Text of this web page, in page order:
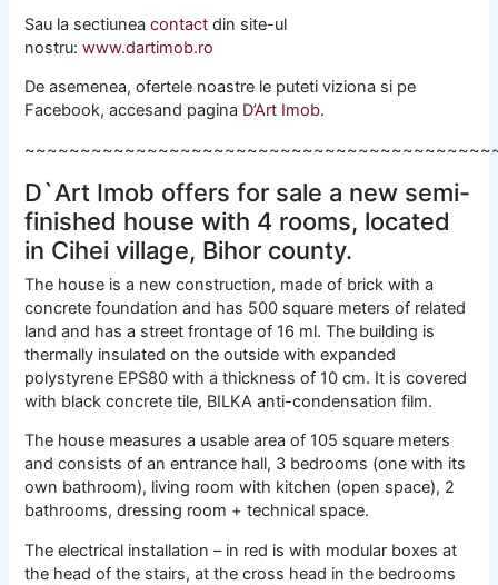
Sau la sectiuneacontact din site-ul
nostru:www.dartimob.ro
De asemenea, ofertele noastre le puteti viziona si pe
Facebook, accesand pagina D’Art Imob.
D`Art Imob offers for sale a new semi-
finished house with 4 rooms, located
in Cihei village, Bihor county.
The house is a new construction, made of brick with a
concrete foundation and has 500 square meters of related
land and has a street frontage of 16 ml. The building is
thermally insulated on the outside with expanded
polystyrene EPS80 with a thickness of 10 cm. It is covered
with black concrete tile, BILKA anti-condensation film.
The house measures a usable area of 105 square meters
and consists of an entrance hall, 3 bedrooms (one with its
own bathroom), living room with kitchen (open space), 2
bathrooms, dressing room + technical space.
The electrical installation – in red is with modular boxes at
the head of the stairs, at the cross head in the bedrooms